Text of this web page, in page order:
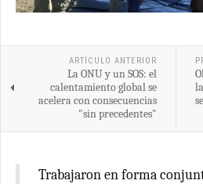
ARTÍCULO ANTERIOR
La ONU y un SOS: el
calentamiento global se
acelera con consecuencias
"sin precedentes"
Trabajaron en forma